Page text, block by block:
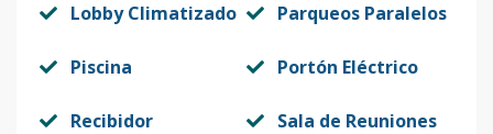
Lobby Climatizado Parqueos Paralelos
Piscina Portón Eléctrico
Recibidor Sala de Reuniones